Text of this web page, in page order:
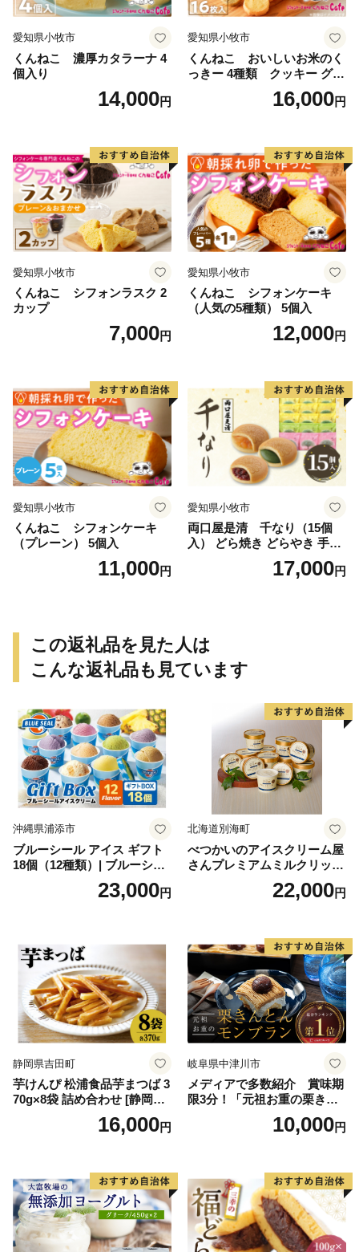
愛知県小牧市
くんねこ 濃厚カタラーナ 4
個入り
14,000円
愛知県小牧市
くんねこ おいしいお米のく
っきー 4種類 クッキー グル
16,000円
愛知県小牧市
くんねこ シフォンラスク 2
カップ
7,000円
愛知県小牧市
くんねこ シフォンケーキ
（人気の5種類） 5個入
12,000円
愛知県小牧市
くんねこ シフォンケーキ
（プレーン） 5個入
11,000円
愛知県小牧市
両口屋是清 千なり（15個
入） どら焼き どらやき 手土
産 お土産 土産 丹波大納言小
豆 抹茶 林檎 りんご 慶事 お
17,000円
この返礼品を見た人は
こんな返礼品も見ています
沖縄県浦添市
ブルーシール アイス ギフト
18個（12種類）| ブルーシー
ルアイス ブルーシールアイ
スクリーム 着日指定可能 送
誕生日 カップ 詰め合わせ バ
ラエティ | バニラ チョコレー
ト ストロベリー ピスタチオ
バニラ＆クッキー ウベ 沖縄
紅イモ 塩ちんすこう 沖縄シ
ークヮーサー 沖縄黒糖 琉球
ロイヤルミルクティ 沖縄パ
イン
23,000円
北海道別海町
べつかいのアイスクリーム屋
さんプレミアムミルクリッチ
12個（AP-01）（ 北海道アイ
ス 北海道産アイス アイス ア
道産アイス 道産アイスクリ
ーム ギフト 詰合せ 詰め合わ
せ ふるさと納税 ）
22,000円
静岡県吉田町
芋けんぴ 松浦食品芋まつば 3
70g×8袋 詰め合わせ [静岡伊
勢丹(松浦食品) 静岡県 吉田町
22424274] 芋ケンピ セット
16,000円
岐阜県中津川市
メディアで多数紹介 賞味期
限3分！「元祖お重の栗きん
とんモンブラン」 【未来の
ご褒美】スイーツ 栗 モンブ
子 菓子 F4N-2298
10,000円